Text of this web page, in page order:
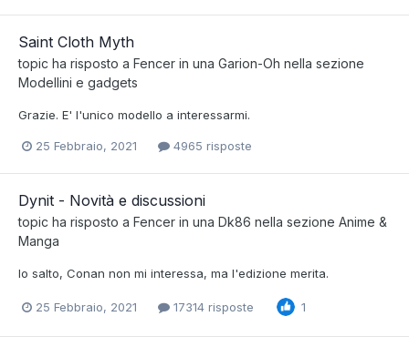
Saint Cloth Myth
topic ha risposto a Fencer in una Garion-Oh nella sezione
Modellini e gadgets
Grazie. E' l'unico modello a interessarmi.
25 Febbraio, 2021 4965 risposte
Dynit - Novità e discussioni
topic ha risposto a Fencer in una Dk86 nella sezione Anime &
Manga
Io salto, Conan non mi interessa, ma l'edizione merita.
25 Febbraio, 2021 17314 risposte 1